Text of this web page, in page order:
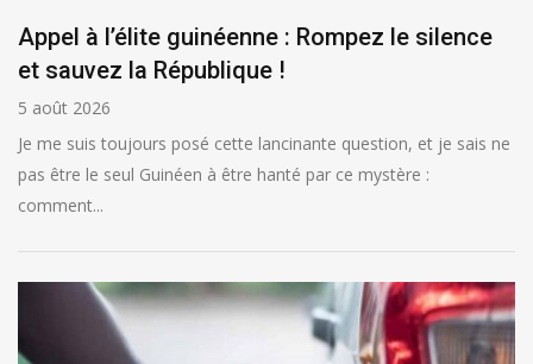
Appel à l’élite guinéenne : Rompez le silence
et sauvez la République !
5 août 2026
Je me suis toujours posé cette lancinante question, et je sais ne
pas être le seul Guinéen à être hanté par ce mystère :
comment...